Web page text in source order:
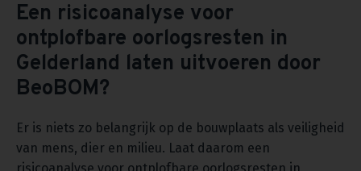
Een risicoanalyse voor
ontplofbare oorlogsresten in
Gelderland laten uitvoeren door
BeoBOM?
Er is niets zo belangrijk op de bouwplaats als veiligheid
van mens, dier en milieu. Laat daarom een